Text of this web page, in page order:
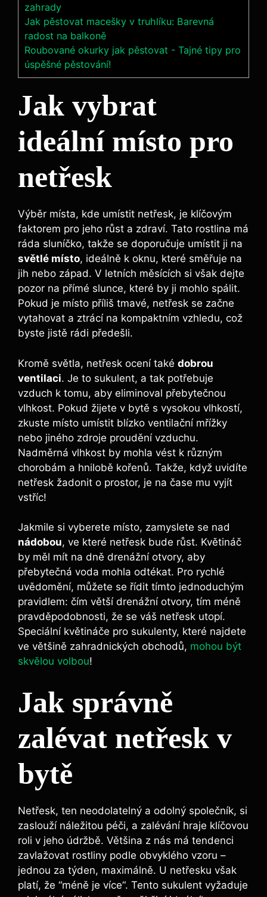
zahrady
Jak pěstovat macešky v truhlíku: Barevná
radost na balkoně
Roubované okurky jak pěstovat - Tajné tipy pro
úspěšné pěstování!
Jak‌ vybrat
ideální místo pro
netřesk
Výběr místa, kde umístit netřesk, je klíčovým
faktorem ​pro ⁣jeho ​růst a zdraví. Tato rostlina má
⁢ráda sluníčko, takže ‍se⁣ doporučuje umístit ji⁢ na
světlé místo, ideálně k oknu, ⁤které⁢ směřuje na
jih nebo západ. V letních měsících si však dejte
pozor na⁤ přímé slunce, které by ji mohlo spálit.
Pokud je‍ místo‍ příliš tmavé, netřesk se začne
vytahovat a ztrácí na kompaktním vzhledu, což
byste‌ jistě rádi předešli.
Kromě světla, netřesk ocení‌ také dobrou
ventilaci. Je to ⁣sukulent, a tak potřebuje
vzduch k tomu, aby eliminoval přebytečnou
vlhkost. Pokud žijete‍ v bytě s vysokou vlhkostí,
zkuste ‍místo umístit blízko ventilační mřížky
⁢nebo jiného zdroje ‍proudění vzduchu.
⁣Nadměrná vlhkost by mohla vést k různým
chorobám a hnilobě kořenů. Takže, když uvidíte
netřesk žadonit o prostor, je ⁣na​ čase⁢ mu vyjít
vstříc!
Jakmile si vyberete místo, zamyslete se ‌nad
nádobou, ve které ​netřesk bude ⁣růst. Květináč
by měl mít na dně drenážní otvory, aby
přebytečná ⁤voda mohla odtékat. Pro rychlé
uvědomění, můžete ⁤se⁤ řídit‍ tímto jednoduchým​
pravidlem: čím větší drenážní otvory,‌ tím méně
pravděpodobnosti, že ⁢se váš ⁤netřesk utopí.⁢
Speciální květináče pro sukulenty, ‍které najdete
ve většině zahradnických obchodů, mohou být
skvělou volbou!
Jak správně
zalévat‍ netřesk v
bytě
Netřesk, ⁢ten ⁢neodolatelný a odolný společník,‌ si
zaslouží​ náležitou péči, a zalévání ⁣hraje klíčovou
roli v ‍jeho⁣ údržbě. Většina z ⁢nás má tendenci
zavlažovat rostliny podle obvyklého vzoru –
jednou za týden, maximálně. U ⁢netřesku však
platí, že ‍“méně je⁣ více“. Tento sukulent vyžaduje